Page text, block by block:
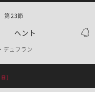
ヘント
23節
デュフラン
]